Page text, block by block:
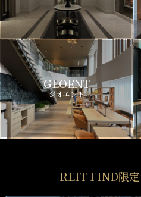
GEOENT
ジオエント
REIT FIND限定